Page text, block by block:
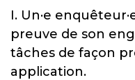
I. Un·e enquêteur
preuve de son
tâches de façon
application.